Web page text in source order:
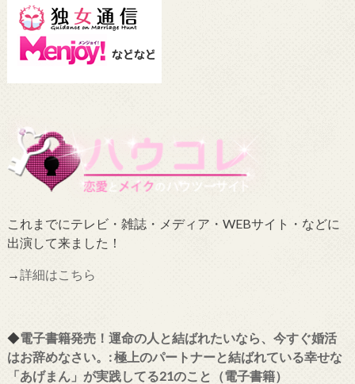
これまでにテレビ・雑誌・メディア・WEBサイト・などに
出演して来ました！
→詳細はこちら
◆電子書籍発売！運命の人と結ばれたいなら、今すぐ婚活
はお辞めなさい。: 極上のパートナーと結ばれている幸せな
「あげまん」が実践してる21のこと（電子書籍）